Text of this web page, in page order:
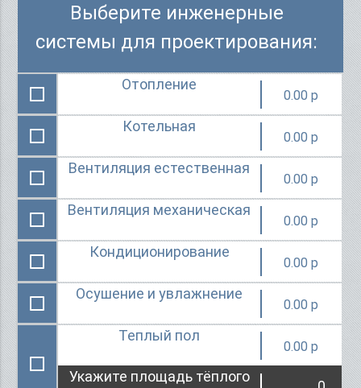
Выберите инженерные
системы для проектирования:
Отопление
0.00
Котельная
0.00
Вентиляция естественная
0.00
Вентиляция механическая
0.00
Кондиционирование
0.00
Осушение и увлажнение
0.00
Теплый пол
0.00
Укажите площадь тёплого